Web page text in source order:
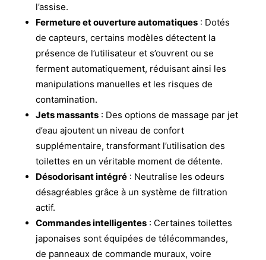
l’assise.
Fermeture et ouverture automatiques: Dotés
de capteurs, certains modèles détectent la
présence de l’utilisateur et s’ouvrent ou se
ferment automatiquement, réduisant ainsi les
manipulations manuelles et les risques de
contamination.
Jets massants: Des options de massage par jet
d’eau ajoutent un niveau de confort
supplémentaire, transformant l’utilisation des
toilettes en un véritable moment de détente.
Désodorisant intégré: Neutralise les odeurs
désagréables grâce à un système de filtration
actif.
Commandes intelligentes: Certaines toilettes
japonaises sont équipées de télécommandes,
de panneaux de commande muraux, voire